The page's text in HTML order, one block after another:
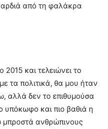
από τη φαλάκρα
2015 και τελειώνει το
τα πολιτικά, θα μου ήταν
αλλά δεν το επιθυμούσα
υπόκωφο και πιο βαθιά η
μπροστά ανθρώπινους